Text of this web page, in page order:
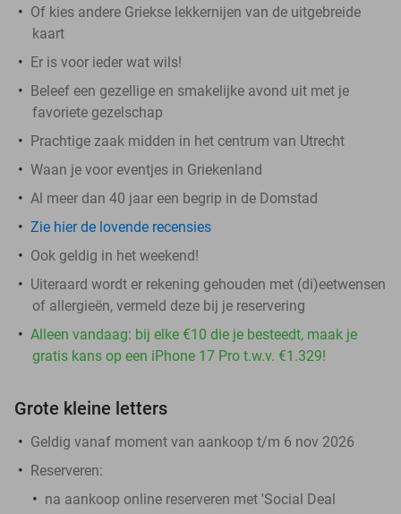
Of kies andere Griekse lekkernijen van de uitgebreide
kaart
Er is voor ieder wat wils!
Beleef een gezellige en smakelijke avond uit met je
favoriete gezelschap
Prachtige zaak midden in het centrum van Utrecht
Waan je voor eventjes in Griekenland
Al meer dan 40 jaar een begrip in de Domstad
Zie hier de lovende recensies
Ook geldig in het weekend!
Uiteraard wordt er rekening gehouden met (di)eetwensen
of allergieën, vermeld deze bij je reservering
Alleen vandaag: bij elke €10 die je besteedt, maak je
gratis kans op een iPhone 17 Pro t.w.v. €1.329!
Grote kleine letters
Geldig vanaf moment van aankoop t/m 6 nov 2026
Reserveren:
na aankoop online reserveren met 'Social Deal